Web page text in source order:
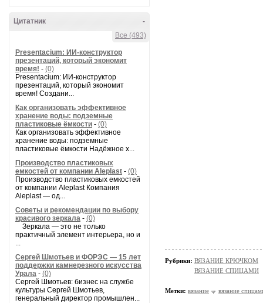
-
Цитатник
Все (493)
Presentacium: ИИ‑конструктор
презентаций, который экономит
время! - (0)
Presentacium: ИИ‑конструктор
презентаций, который экономит
время! Создани...
Как организовать эффективное
хранение воды: подземные
пластиковые ёмкости - (0)
Как организовать эффективное
хранение воды: подземные
пластиковые ёмкости Надёжное х...
Производство пластиковых
емкостей от компании Aleplast - (0)
Производство пластиковых емкостей
от компании Aleplast Компания
Aleplast — од...
Советы и рекомендации по выбору
красивого зеркала - (0)
Зеркала — это не только
практичный элемент интерьера, но и
...
Сергей Шмотьев и ФОРЭС — 15 лет
поддержки камнерезного искусства
Урала - (0)
Сергей Шмотьев: бизнес на службе
культуры Сергей Шмотьев,
генеральный директор промышлен...
Рубрики: ВЯЗАНИЕ КРЮЧКОМ
ВЯЗАНИЕ СПИЦАМИ
Метки: вязание вязание